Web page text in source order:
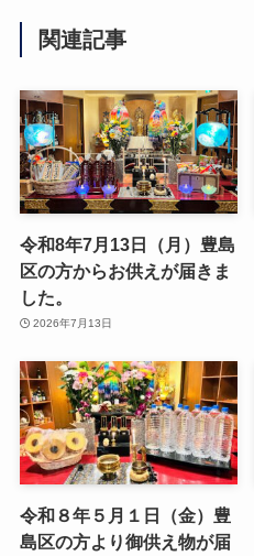
関連記事
令和8年7月13日（月）豊島
区の方からお供えが届きま
した。
2026年7月13日
令和８年５月１日（金）豊
島区の方より御供え物が届